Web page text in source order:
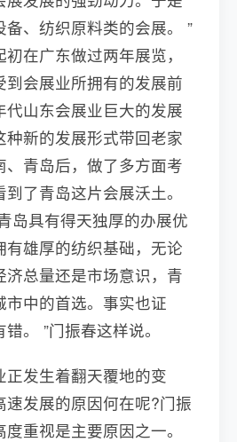
、纺织原料类的会展。 ”
在广东做过两年展览，
会展业所拥有的发展前
代山东会展业巨大的发展
种新的发展形式带回老家
、青岛后，做了多方面考
了青岛这片会展沃土。
岛具有得天独厚的办展优
有雄厚的纺织基础，无论
济总量还是市场意识，青
市中的首选。事实也证
。 ”门振春这样说。
发生着翻天覆地的变
速发展的原因何在呢?门振
重视是主要原因之一。